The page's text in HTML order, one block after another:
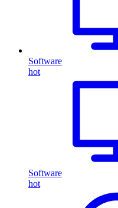
Software
hot
Software
hot